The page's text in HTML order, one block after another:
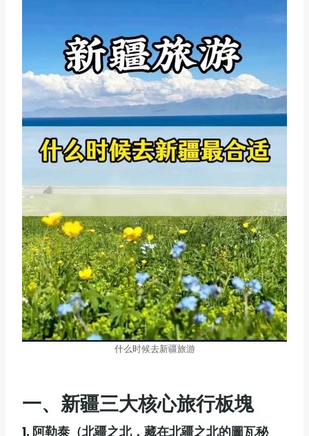
什么时候去新疆旅游
一、 新疆三大核心旅行板塊
1. 阿勒泰（北疆之北，藏在北疆之北的圖瓦秘